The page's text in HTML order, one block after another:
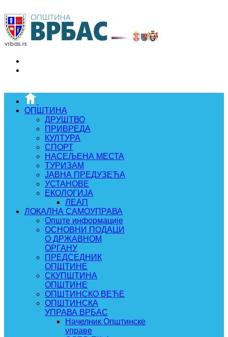
ОПШТИНА
ДРУШТВО
ПРИВРЕДА
КУЛТУРА
СПОРТ
НАСЕЉЕНА МЕСТА
ТУРИЗАМ
ЈАВНА ПРЕДУЗЕЋА
УСТАНОВЕ
ЕКОЛОГИЈА
ЛЕАП
ЛОКАЛНА САМОУПРАВА
Опште информације
ОСНОВНИ ПОДАЦИ
О ДРЖАВНОМ
ОРГАНУ
ПРЕДСЕДНИК
ОПШТИНЕ
СКУПШТИНА
ОПШТИНЕ
ОПШТИНСКО ВЕЋЕ
ОПШТИНСКА
УПРАВА ВРБАС
Начелник Општинске
управе